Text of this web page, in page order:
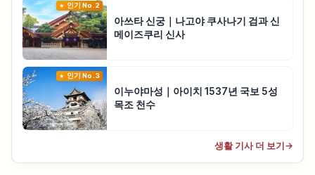
인기 No.2
아쓰타 신궁｜나고야 쿠사나기 검과 신
메이즈쿠리 신사
인기 No.3
이누야마성｜아이치 1537년 국보 5성
목조 천수
생활 기사 더 보기 →